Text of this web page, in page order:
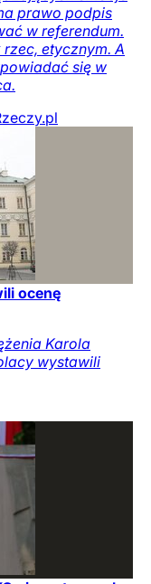
prawo podpis
w referendum.
etycznym. A
się w
ocenę
Karola
wystawili